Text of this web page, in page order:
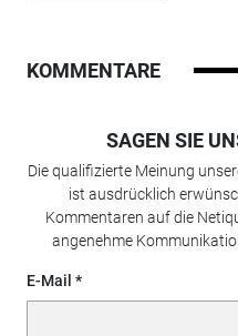
KOMMENTARE
SAGEN SIE
Die qualifizierte Meinung
ist ausdrücklich
Kommentaren auf die
angenehme
E-Mail